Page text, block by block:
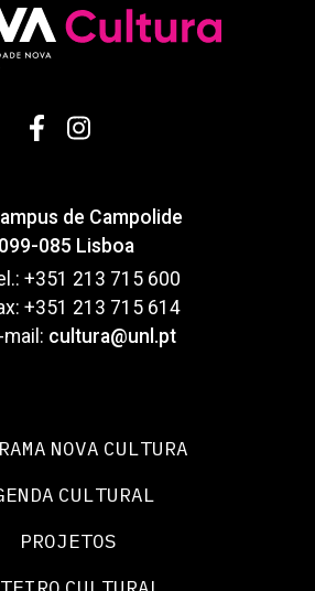
de Campolide
085 Lisboa
+351 213 715 600
+351 213 715 614
mail: cultura@unl.pt
NOVA CULTURA
CULTURAL
PROJETOS